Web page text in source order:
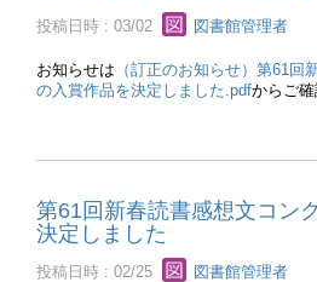
投稿日時 : 03/02 図書館管理者
お知らせは （訂正のお知らせ）第61回
の入賞作品を決定しました.pdfからご確
第61回新春読書感想文コン
決定しました
投稿日時 : 02/25 図書館管理者